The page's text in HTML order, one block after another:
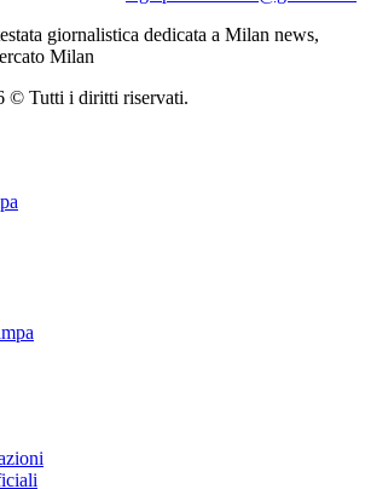
giornalistica dedicata a Milan news,
Milan
© Tutti i diritti riservati.